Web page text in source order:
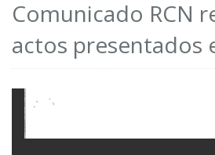
Comunicado RCN
actos presentados